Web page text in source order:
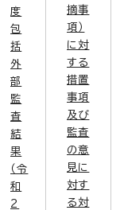
度
包
括
外
部
監
査
結
果
（令
和
2
摘事
項）
に対
する
措置
事項
及び
監査
の意
見に
対す
る対